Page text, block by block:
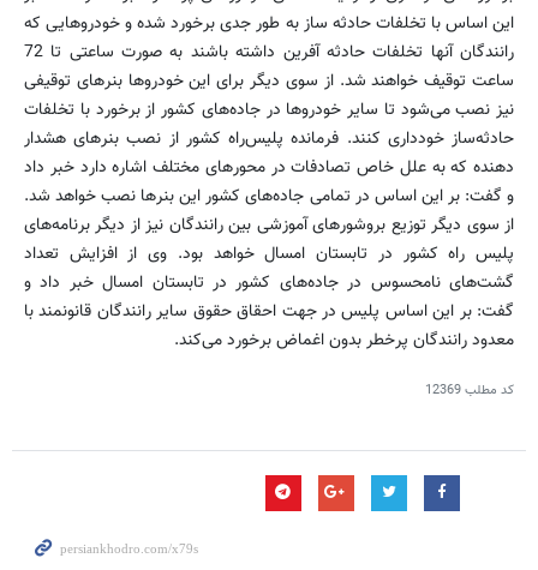
این اساس با تخلفات حادثه ساز به طور جدی برخورد شده و خودروهایی كه
رانندگان آنها تخلفات حادثه آفرین داشته باشند به صورت ساعتی تا 72
ساعت توقیف خواهند شد. از سوی دیگر برای این خودروها بنرهای توقیفی
نیز نصب می‌شود تا سایر خودروها در جاده‌‌های كشور از برخورد با تخلفات
حادثه‌ساز خودداری كنند. فرمانده پلیس‌راه كشور از نصب بنرهای هشدار
دهنده كه به علل خاص تصادفات در محورهای مختلف اشاره دارد خبر داد
و گفت: بر این اساس در تمامی جاده‌های كشور این بنرها نصب خواهد شد.
از سوی دیگر توزیع بروشورهای آموزشی بین رانندگان نیز از دیگر برنامه‌های
پلیس راه كشور در تابستان امسال خواهد بود. وی از افزایش تعداد
گشت‌های نامحسوس در جاده‌های كشور در تابستان امسال خبر داد و
گفت: بر این اساس پلیس در جهت احقاق حقوق سایر رانندگان قانونمند با
معدود رانندگان پرخطر بدون اغماض برخورد می‌كند.
کد مطلب12369